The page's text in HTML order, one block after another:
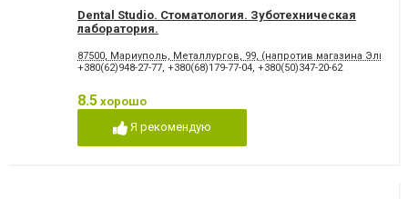
Dental Studio. Cтоматология. Зуботехническая
лаборатория.
87500, Мариуполь, Металлургов, 99, (напротив магазина
+380(62)948-27-77, +380(68)179-77-04, +380(50)347-20-62
8.5 хорошо
Я рекомендую